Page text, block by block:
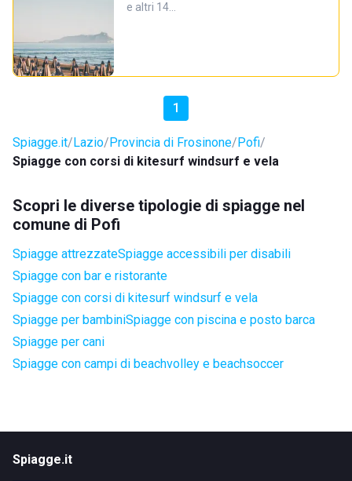
e altri 14…
1
Spiagge.it Lazio Provincia di Frosinone Pofi
Spiagge con corsi di kitesurf windsurf e vela
Scopri le diverse tipologie di spiagge nel
comune di Pofi
Spiagge attrezzateSpiagge accessibili per disabili
Spiagge con bar e ristorante
Spiagge con corsi di kitesurf windsurf e vela
Spiagge per bambiniSpiagge con piscina e posto barca
Spiagge per cani
Spiagge con campi di beachvolley e beachsoccer
Spiagge.it